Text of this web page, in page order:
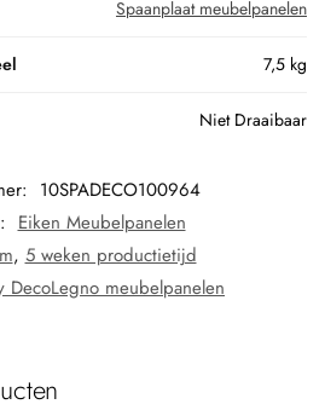
Spaanplaat meubelpanelen
7,5 kg
Niet Draaibaar
10SPADECO100964
Eiken Meubelpanelen
, 5 weken productietijd
DecoLegno meubelpanelen